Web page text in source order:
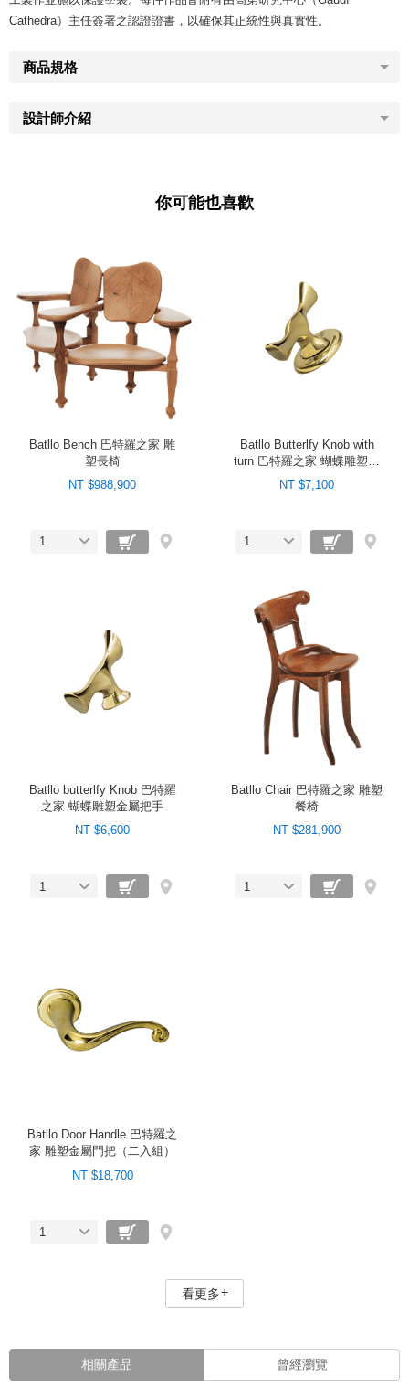
Cathedra）主任簽署之認證證書，以確保其正統性與真實性。
商品規格
設計師介紹
你可能也喜歡
Batllo Bench 巴特羅之家 雕
塑長椅
NT $988,900
1
Batllo Butterlfy Knob with
turn 巴特羅之家 蝴蝶雕塑金
屬把手（旋轉）
NT $7,100
1
Batllo butterlfy Knob 巴特羅
之家 蝴蝶雕塑金屬把手
NT $6,600
1
Batllo Chair 巴特羅之家 雕塑
餐椅
NT $281,900
1
Batllo Door Handle 巴特羅之
家 雕塑金屬門把（二入組）
NT $18,700
1
看更多
相關產品 曾經瀏覽